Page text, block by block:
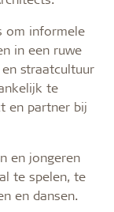
om informele
in een ruwe
straatcultuur
te
en partner bij
en jongeren
te spelen, te
en dansen.